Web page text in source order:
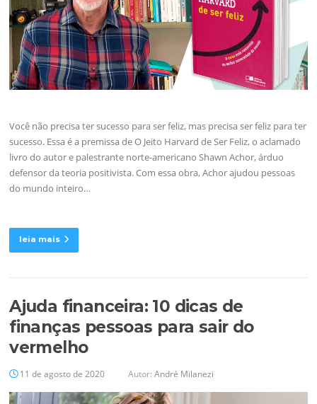
Você não precisa ter sucesso para ser feliz, mas precisa ser feliz para ter
sucesso. Essa é a premissa de O Jeito Harvard de Ser Feliz, o aclamado
livro do autor e palestrante norte-americano Shawn Achor, árduo
defensor da teoria positivista. Com essa obra, Achor ajudou pessoas
do mundo inteiro…
leia mais
Ajuda financeira: 10 dicas de
finanças pessoas para sair do
vermelho
11 de agosto de 2020 Autor:André Milanezi